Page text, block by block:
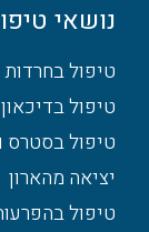
נושאי
טיפול בחרדות
טיפול בדיכאון
טיפול בסטרס
יציאה מהארון
טיפול